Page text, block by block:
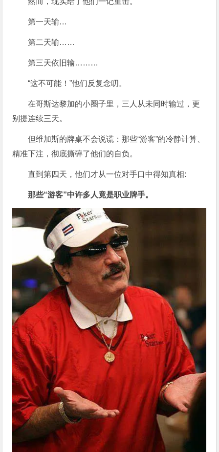
第一天输…
第二天输……
第三天依旧输………
“这不可能！”他们反复念叨。
在哥斯达黎加的小圈子里，三人从未同时输过，更
别提连续三天。
但维加斯的牌桌不会说谎：那些“游客”的冷静计算、
精准下注，彻底撕碎了他们的自负。
直到第四天，他们才从一位对手口中得知真相:
那些“游客”中许多人竟是职业牌手。